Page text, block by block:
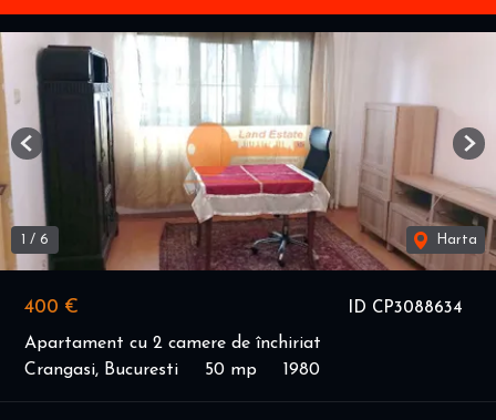
ID CP3088634
400 €
Apartament cu 2 camere de închiriat
Crangasi, Bucuresti
50 mp 1980
/ 6 Harta
Previous